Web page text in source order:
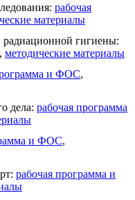
рабочая
материалы
радиационной гигиены:
, методические материалы
и ФОС,
дела: рабочая программа
и ФОС,
рабочая программа и